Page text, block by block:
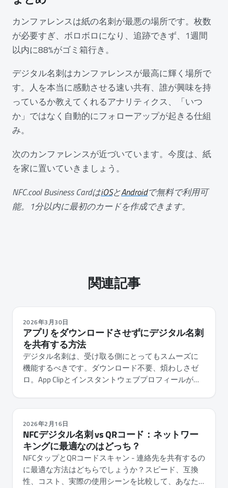
カンファレンスは紙の名刺が最悪の場所です。枚数
が必要すぎ、ボロボロになり、追跡できず、1週間
以内に88%がゴミ箱行き。
デジタル名刺はカンファレンスが最高に輝く場所で
す。人を本当に感動させる速い共有、誰が興味を持
っているか教えてくれるアナリティクス、「いつ
か」ではなく自動的にフォローアップが起きる仕組
み。
次のカンファレンスが近づいています。今度は、紙
を家に置いていきましょう。
NFC.cool Business CardはiOSとAndroidで無料で利用可
能。1分以内に最初のカードを作成できます。
関連記事
2026年3月30日
アプリをダウンロードさせずにデジタル名刺
を共有する方法
デジタル名刺は、受け取る側にとってもスムーズに
機能するべきです。ダウンロード不要、煩わしさゼ
ロ。App Clipとインスタントウェブプロフィールがそ
2026年2月16日
NFCデジタル名刺 vs QRコード：ネットワー
キングに最適なのはどっち？
NFCタップとQRコードスキャン - 連絡先を共有するの
に最適な方法はどちらでしょうか？スピード、互換
性、コスト、実際の使用シーンを比較して、あなた